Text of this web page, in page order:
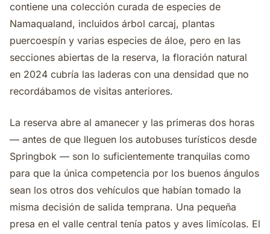
contiene una colección curada de especies de
Namaqualand, incluidos árbol carcaj, plantas
puercoespín y varias especies de áloe, pero en las
secciones abiertas de la reserva, la floración natural
en 2024 cubría las laderas con una densidad que no
recordábamos de visitas anteriores.
La reserva abre al amanecer y las primeras dos horas
— antes de que lleguen los autobuses turísticos desde
Springbok — son lo suficientemente tranquilas como
para que la única competencia por los buenos ángulos
sean los otros dos vehículos que habían tomado la
misma decisión de salida temprana. Una pequeña
presa en el valle central tenía patos y aves limícolas. El